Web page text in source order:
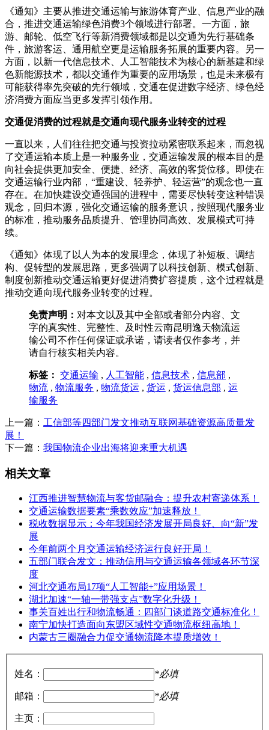
《通知》主要从推进交通运输与旅游体育产业、信息产业的融
合，推进交通运输绿色消费3个领域进行部署。一方面，旅
游、邮轮、低空飞行等新消费领域都是以交通为先行基础条
件，旅游客运、通用航空更是运输服务拓展的重要内容。另一
方面，以新一代信息技术、人工智能技术为核心的新基建和绿
色新能源技术，都以交通作为重要的应用场景，也是未来极有
可能获得率先突破的先行领域，交通在促进数字经济、绿色经
济消费方面应当更多发挥引领作用。
交通促消费的过程就是交通向现代服务业转变的过程
一直以来，人们往往把交通与投资拉动紧密联系起来，而忽视
了交通运输本质上是一种服务业，交通运输发展的根本目的是
向社会提供更加安全、便捷、经济、高效的客货位移。即使在
交通运输行业内部，“重建设、轻养护、轻运营”的观念也一直
存在。在加快建设交通强国的进程中，需要尽快转变这种错误
观念，回归本源，强化交通运输的服务意识，按照现代服务业
的标准，推动服务品质提升、管理协同高效、发展模式可持
续。
《通知》体现了以人为本的发展理念，体现了补短板、调结
构、促转型的发展思路，更多强调了以科技创新、模式创新、
制度创新推动交通运输更好促进消费扩容提质，这个过程就是
推动交通向现代服务业转变的过程。
免责声明： 对本文以及其中全部或者部分内容、文
字的真实性、完整性、及时性云南昆明逸天物流运
输公司不作任何保证或承诺，请读者仅作参考，并
请自行核实相关内容。
标签： 交通运输 , 人工智能 , 信息技术 , 信息部 ,
物流 , 物流服务 , 物流货运 , 货运 , 货运信息部 , 运
输服务
上一篇： 工信部等四部门发文推动互联网基础资源高质量发
展！
下一篇： 我国物流企业出海将迎来重大机遇
相关文章
江西推进智慧物流与客货邮融合：提升农村寄递体系！
交通运输数据要素“乘数效应”加速释放！
税收数据显示：今年我国经济发展开局良好、向“新”发
展
今年前两个月交通运输经济运行良好开局！
五部门联合发文：推动信用与交通运输各领域各环节深
度
河北交通布局17项“人工智能+”应用场景！
湖北加速“一轴一带强支点”数字化升级！
事关百姓出行和物流畅通：四部门谈道路交通标准化！
南宁加快打造面向东盟区域性交通物流枢纽高地！
内蒙古三圈融合力促交通物流降本提质增效！
姓名： *必填
邮箱： *必填
主页：